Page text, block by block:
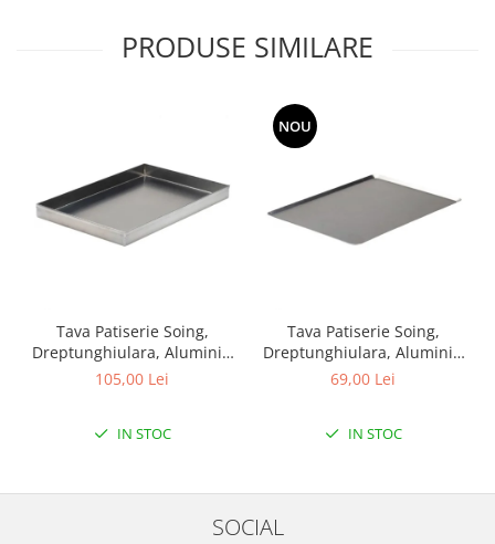
PRODUSE SIMILARE
Tava Patiserie Soing,
Dreptunghiulara, Aluminiu
1,5 mm, 60 x 40 x 5 cm, 4
105,00 Lei
IN STOC
NOU
Tava Patiserie Soing,
Dreptunghiulara, Aluminiu
2 mm, 45,5 x 30 cm, All
69,00 Lei
IN STOC
SOCIAL